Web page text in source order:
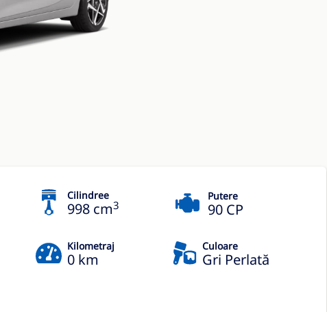
Cilindree
998 cm3
Putere
90 CP
Kilometraj
0 km
Culoare
Gri Perlată